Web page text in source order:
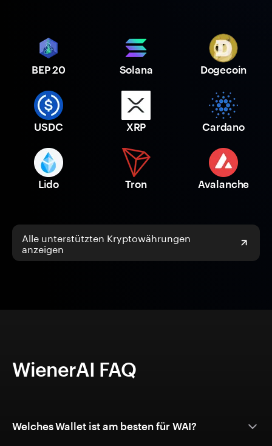
BEP 20 Solana Dogecoin
USDC XRP Cardano
Lido Tron Avalanche
Alle unterstützten Kryptowährungen
anzeigen
WienerAI FAQ
Welches Wallet ist am besten für WAI?